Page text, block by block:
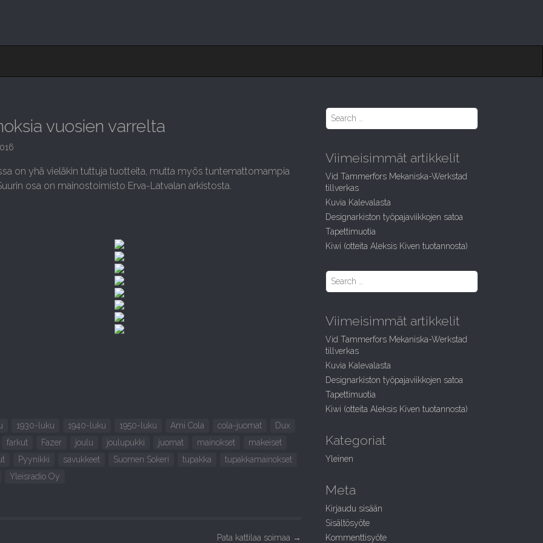
vuosien varrelta
on yhä vieläkin tuttuja tuotteita, mutta myös tuntemattomampia
osa on mainostoimisto Erva-Latvalan arkistosta.
1930-luku 1940-luku 1950-luku Ami Cola cola-juomat
Dux
farkut Fazer joulu joulupukki juomat mainokset
makeiset
Pyynikki savukkeet Suomen Sokeri tupakka
tupakkamainokset
Yleisradio Oy
Pata kattilaa soimaa →
S
c
f
o
r
:
Viimeisimmät artikkelit
Vid Tammerfors Mekaniska-Werkstad
tillverkas
Kuvia Kalevalasta
Designarkiston työpajaviikkojen satoa
Tapettimuotia
Kiwi (otteita Aleksis Kiven tuotannosta)
S
c
f
o
r
:
Viimeisimmät artikkelit
Vid Tammerfors Mekaniska-Werkstad
tillverkas
Kuvia Kalevalasta
Designarkiston työpajaviikkojen satoa
Tapettimuotia
Kiwi (otteita Aleksis Kiven tuotannosta)
Kategoriat
Yleinen
Meta
Kirjaudu sisään
Sisältösyöte
Kommenttisyöte